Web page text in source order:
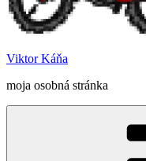
Viktor Káňa
moja osobná stránka